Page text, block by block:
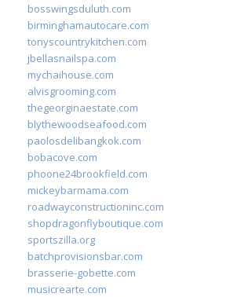
bosswingsduluth.com
birminghamautocare.com
tonyscountrykitchen.com
jbellasnailspa.com
mychaihouse.com
alvisgrooming.com
thegeorginaestate.com
blythewoodseafood.com
paolosdelibangkok.com
bobacove.com
phoone24brookfield.com
mickeybarmama.com
roadwayconstructioninc.com
shopdragonflyboutique.com
sportszilla.org
batchprovisionsbar.com
brasserie-gobette.com
musicrearte.com